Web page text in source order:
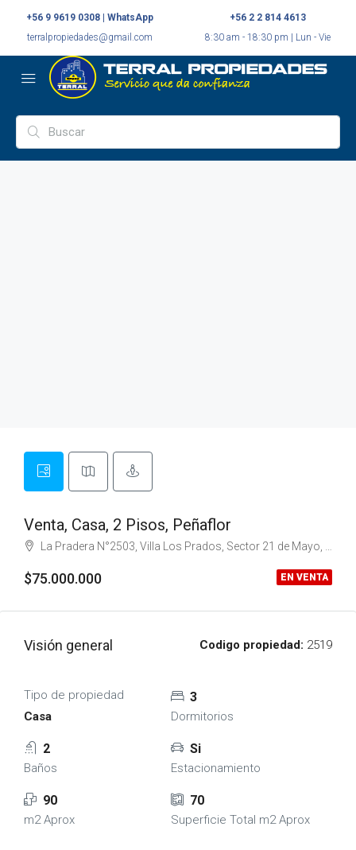
+56 9 9619 0308 | WhatsApp
terralpropiedades@gmail.com
+56 2 2 814 4613
8:30 am - 18:30 pm | Lun - Vie
Venta, Casa, 2 Pisos, Peñaflor
La Pradera N°2503, Villa Los Prados, Sector 21 de Mayo, Peñaflor
$75.000.000 EN VENTA
Visión general Codigo propiedad: 2519
Tipo de propiedad
Casa
3
Dormitorios
2
Baños
Si
Estacionamiento
90
m2 Aprox
70
Superficie Total m2 Aprox